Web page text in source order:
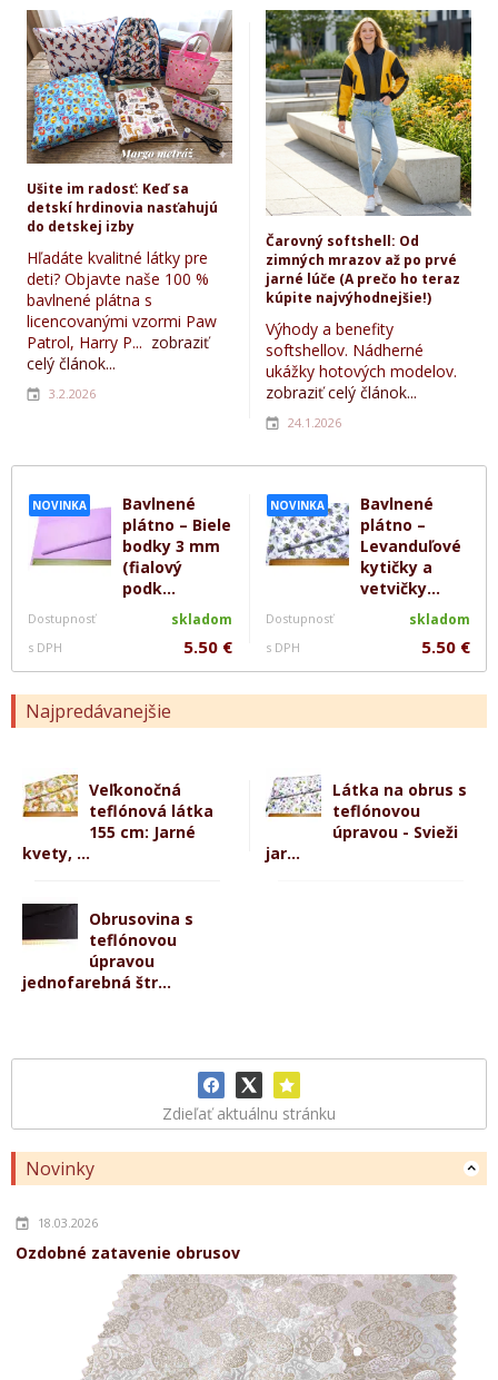
NOVINKA
Bavlnené
plátno – Biele
bodky 3 mm
(fialový
podk...
Dostupnosť skladom
s DPH 5.50 €
NOVINKA
Bavlnené
plátno –
Levanduľové
kytičky a
vetvičky...
Dostupnosť skladom
s DPH 5.50 €
Najpredávanejšie
Veľkonočná
teflónová látka
155 cm: Jarné
kvety, ...
Látka na obrus s
teflónovou
úpravou - Svieži
jar...
Obrusovina s
teflónovou
úpravou
jednofarebná štr...
Zdieľať aktuálnu stránku
Novinky
18.03.2026
Ozdobné zatavenie obrusov
Ušite im radosť: Keď sa
detskí hrdinovia nasťahujú
do detskej izby
Hľadáte kvalitné látky pre
deti? Objavte naše 100 %
bavlnené plátna s
licencovanými vzormi Paw
Patrol, Harry P... zobraziť
celý článok...
3.2.2026
Čarovný softshell: Od
zimných mrazov až po prvé
jarné lúče (A prečo ho teraz
kúpite najvýhodnejšie!)
Výhody a benefity
softshellov. Nádherné
ukážky hotových modelov.
zobraziť celý článok...
24.1.2026